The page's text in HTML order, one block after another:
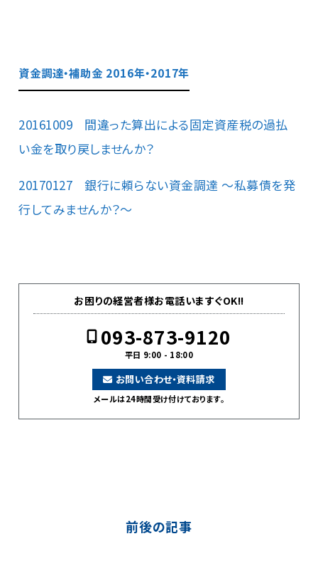
資金調達・補助金 2016年・2017年
20161009 間違った算出による固定資産税の過払
い金を取り戻しませんか？
20170127 銀行に頼らない資金調達 ～私募債を発
行してみませんか？～
お困りの経営者様お電話いますぐOK!!
093-873-9120
平日 9:00 - 18:00
お問い合わせ・資料請求
メールは24時間受け付けております。
前後の記事